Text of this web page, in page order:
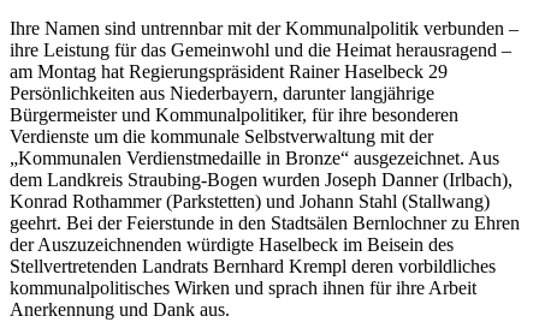
Ihre Namen sind untrennbar mit der Kommunalpolitik verbunden –
ihre Leistung für das Gemeinwohl und die Heimat herausragend –
am Montag hat Regierungspräsident Rainer Haselbeck 29
Persönlichkeiten aus Niederbayern, darunter langjährige
Bürgermeister und Kommunalpolitiker, für ihre besonderen
Verdienste um die kommunale Selbstverwaltung mit der
„Kommunalen Verdienstmedaille in Bronze“ ausgezeichnet. Aus
dem Landkreis Straubing-Bogen wurden Joseph Danner (Irlbach),
Konrad Rothammer (Parkstetten) und Johann Stahl (Stallwang)
geehrt. Bei der Feierstunde in den Stadtsälen Bernlochner zu Ehren
der Auszuzeichnenden würdigte Haselbeck im Beisein des
Stellvertretenden Landrats Bernhard Krempl deren vorbildliches
kommunalpolitisches Wirken und sprach ihnen für ihre Arbeit
Anerkennung und Dank aus.